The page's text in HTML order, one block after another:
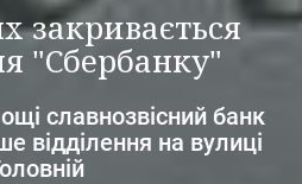
закривається
"Сбербанку"
славнозвісний банк
відділення на вулиці